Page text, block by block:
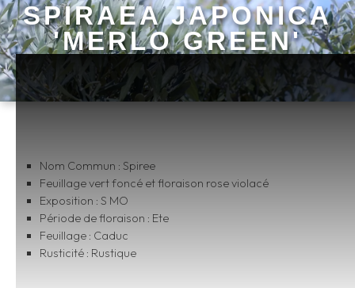
SPIRAEA JAPONICA
'MERLO GREEN'
Nom Commun : Spiree
Feuillage vert foncé et floraison rose violacé
Exposition : S MO
Période de floraison : Ete
Feuillage : Caduc
Rusticité : Rustique